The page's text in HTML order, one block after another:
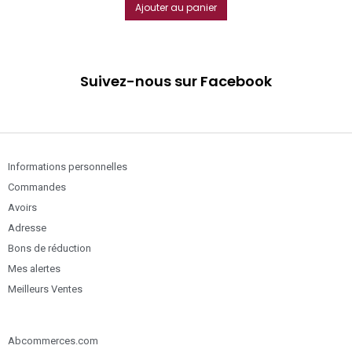
Ajouter au panier
Suivez-nous sur Facebook
Informations personnelles
Commandes
Avoirs
Adresse
Bons de réduction
Mes alertes
Meilleurs Ventes
Abcommerces.com